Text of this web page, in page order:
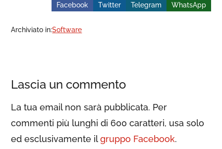
Facebook Twitter Telegram WhatsApp
Archiviato in:Software
Lascia un commento
La tua email non sarà pubblicata. Per
commenti più lunghi di 600 caratteri, usa solo
ed esclusivamente ilgruppo Facebook.